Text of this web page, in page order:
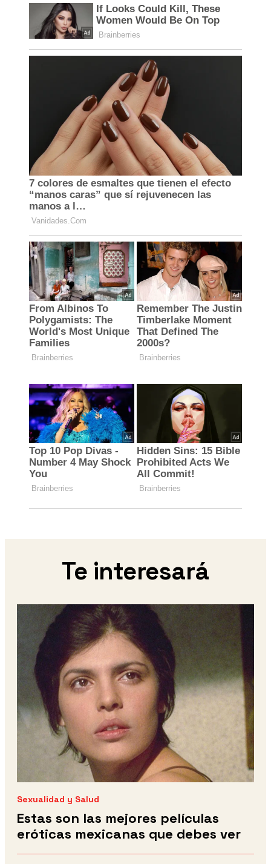
Te interesará
Sexualidad y Salud
Estas son las mejores películas
eróticas mexicanas que debes ver